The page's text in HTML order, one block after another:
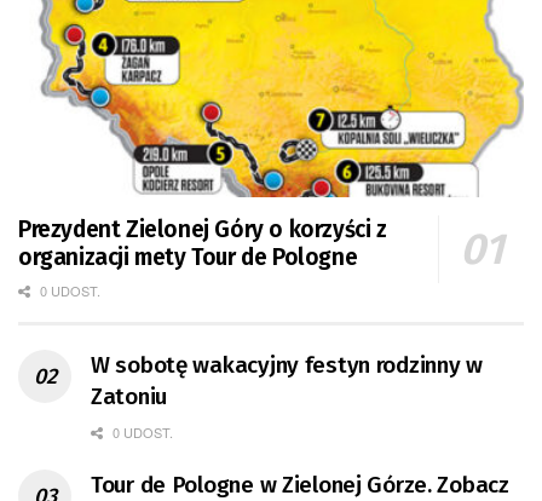
Prezydent Zielonej Góry o korzyści z
organizacji mety Tour de Pologne
0 UDOST.
W sobotę wakacyjny festyn rodzinny w
Zatoniu
0 UDOST.
Tour de Pologne w Zielonej Górze. Zobacz